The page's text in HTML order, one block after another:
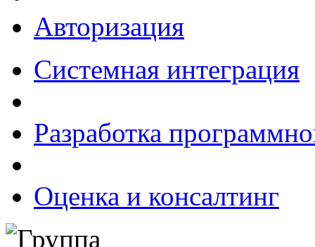
Авторизация
Системная интеграция
Разработка
Оценка и консалтинг